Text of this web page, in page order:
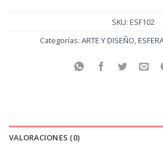
SKU: ESF102
Categorías: ARTE Y DISEÑO,
VALORACIONES (0)